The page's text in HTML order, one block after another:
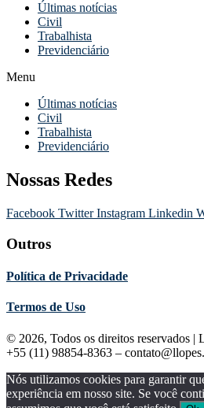
Últimas notícias
Civil
Trabalhista
Previdenciário
Menu
Últimas notícias
Civil
Trabalhista
Previdenciário
Nossas Redes
Facebook Twitter Instagram Linkedin
Outros
Política de Privacidade
Termos de Uso
© 2026, Todos os direitos reservados
+55 (11) 98854-8363 –
Nós utilizamos cookies para garantir
experiência em nosso site. Se você